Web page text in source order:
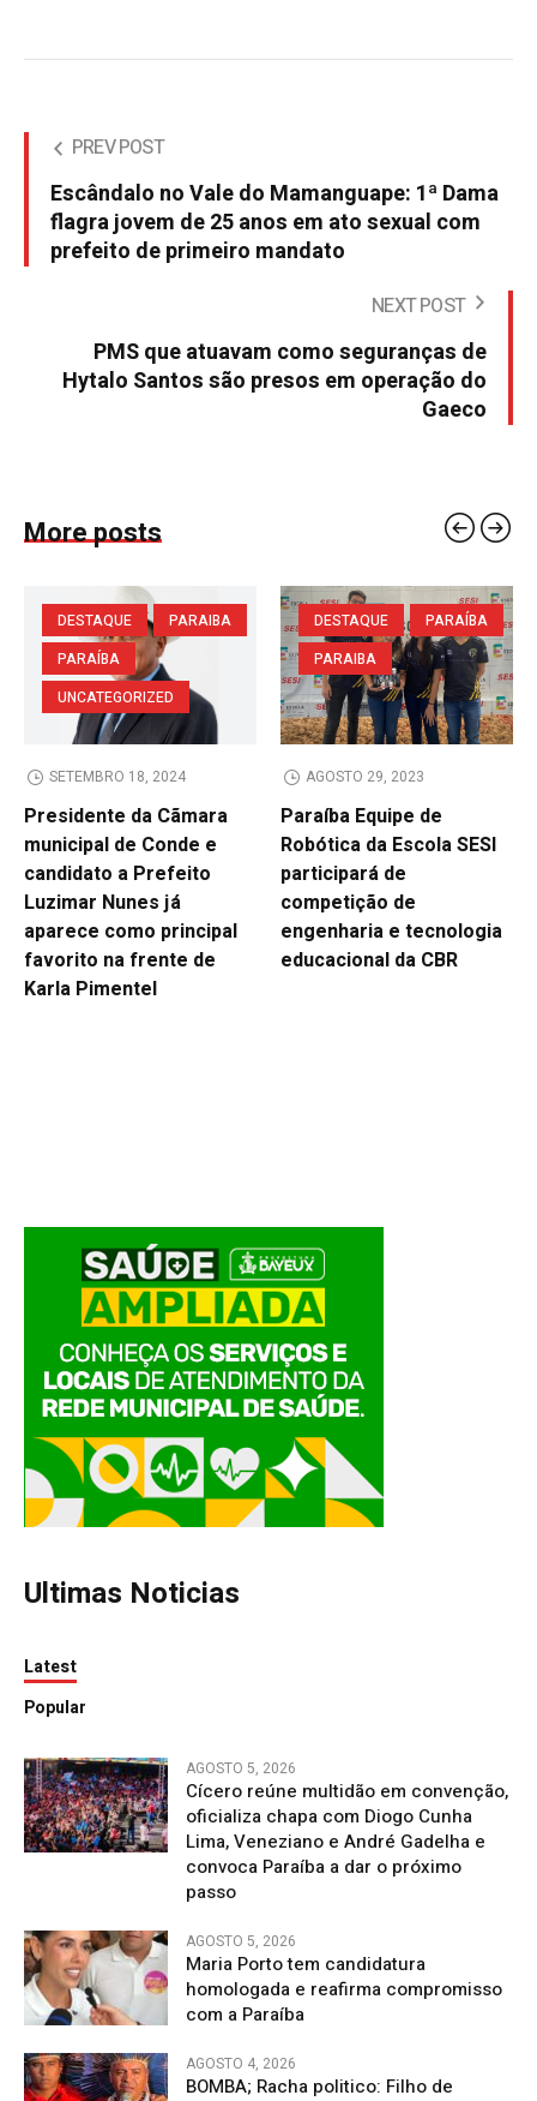
PREV POST
Escândalo no Vale do Mamanguape: 1ª Dama
flagra jovem de 25 anos em ato sexual com
prefeito de primeiro mandato
NEXT POST
PMS que atuavam como seguranças de
Hytalo Santos são presos em operação do
Gaeco
More posts
DESTAQUE
PARAIBA
PARAÍBA
UNCATEGORIZED
SETEMBRO 18, 2024
Presidente da Cãmara
municipal de Conde e
candidato a Prefeito
Luzimar Nunes já
aparece como principal
favorito na frente de
Karla Pimentel
DESTAQUE
PARAÍBA
PARAIBA
AGOSTO 29, 2023
Paraíba Equipe de
Robótica da Escola SESI
participará de
competição de
engenharia e tecnologia
educacional da CBR
Ultimas Noticias
Latest
Popular
AGOSTO 5, 2026
Cícero reúne multidão em convenção,
oficializa chapa com Diogo Cunha
Lima, Veneziano e André Gadelha e
convoca Paraíba a dar o próximo
passo
AGOSTO 5, 2026
Maria Porto tem candidatura
homologada e reafirma compromisso
com a Paraíba
AGOSTO 4, 2026
BOMBA; Racha politico: Filho de